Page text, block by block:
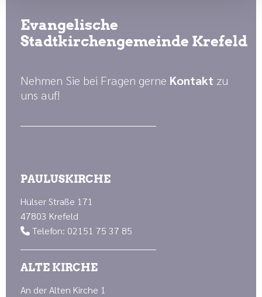
Evangelische
Stadtkirchengemeinde Krefeld
Nehmen Sie bei Fragen gerne Kontakt zu
uns auf!
PAULUSKIRCHE
Hülser Straße 171
47803 Krefeld
 Telefon: 02151 75 37 85
ALTE KIRCHE
An der Alten Kirche 1